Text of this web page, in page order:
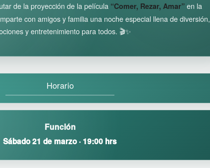
de la proyección de la película “Comer, Rezar, Amar”en la
con amigos y familia una noche especial llena de diversión,
y entretenimiento para todos. 🎬✨
Horario
Función
Sábado 21 de marzo · 19:00 hrs